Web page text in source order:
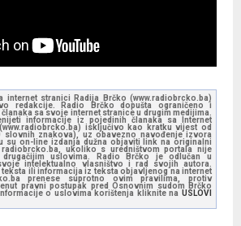
internet stranici Radija Brčko (www.radiobrcko.ba)
redakcije. Radio Brčko dopušta ograničeno i
sa svoje internet stranice u drugim medijima.
informacije iz pojedinih članaka sa Internet
isključivo kao kratku vijest od
slovnih znakova), uz obavezno navođenje izvora
su on-line izdanja dužna objaviti link na originalni
ukoliko s uredništvom portala nije
uslovima. Radio Brčko je odlučan u
intelektualno vlasništvo i rad svojih autora.
ili informacija iz teksta objavljenog na internet
prenese suprotno ovim pravilima, protiv
pravni postupak pred Osnovnim sudom Brčko
o uslovima korištenja kliknite na USLOVI